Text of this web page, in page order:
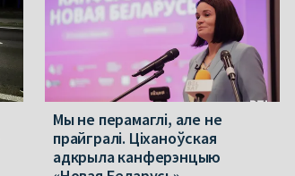
Мы не перамаглі, але не
прайгралі. Ціханоўская
адкрыла канферэнцыю